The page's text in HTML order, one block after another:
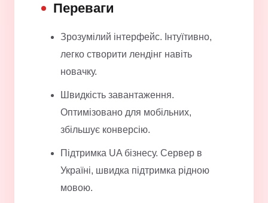
Переваги
Зрозумілий інтерфейс. Інтуїтивно,
легко створити лендінг навіть
новачку.
Швидкість завантаження.
Оптимізовано для мобільних,
збільшує конверсію.
Підтримка UA бізнесу. Сервер в
Україні, швидка підтримка рідною
мовою.